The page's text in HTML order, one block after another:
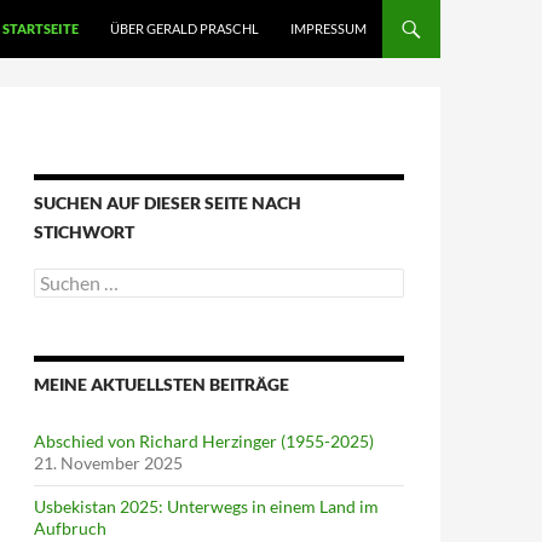
STARTSEITE ÜBER GERALD PRASCHL IMPRESSUM
SUCHEN AUF DIESER SEITE NACH
STICHWORT
Suche
nach:
MEINE AKTUELLSTEN BEITRÄGE
Abschied von Richard Herzinger (1955-2025)
21. November 2025
Usbekistan 2025: Unterwegs in einem Land im
Aufbruch